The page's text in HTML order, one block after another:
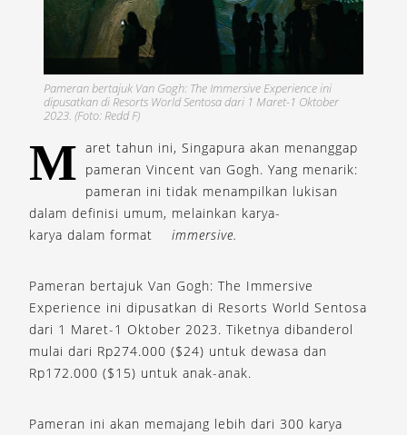
Pameran bertajuk Van Gogh: The Immersive Experience ini
dipusatkan di Resorts World Sentosa dari 1 Maret-1 Oktober
2023. (Foto: Redd F)
M aret tahun ini, Singapura akan menanggap
pameran Vincent van Gogh. Yang menarik:
pameran ini tidak menampilkan lukisan
dalam definisi umum, melainkan karya-
karya dalam format
immersive.
Pameran bertajuk Van Gogh: The Immersive
Experience ini dipusatkan di Resorts World Sentosa
dari 1 Maret-1 Oktober 2023. Tiketnya dibanderol
mulai dari Rp274.000 ($24) untuk dewasa dan
Rp172.000 ($15) untuk anak-anak.
Pameran ini akan memajang lebih dari 300 karya